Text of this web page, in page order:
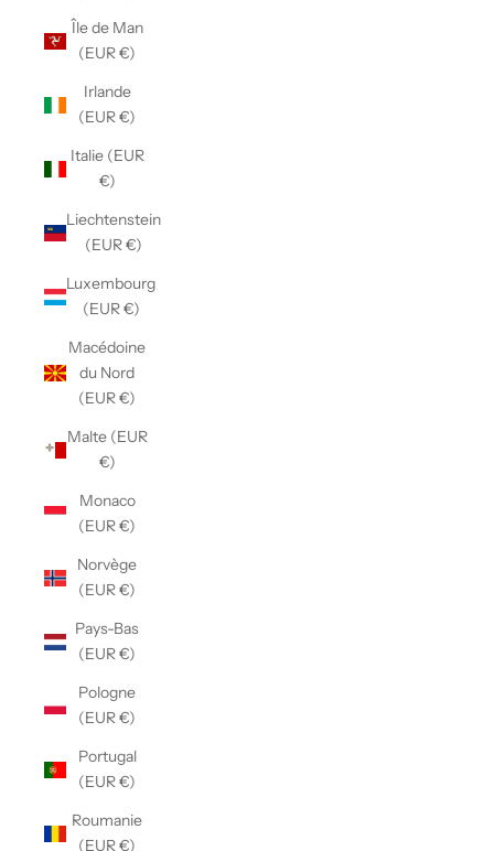
Île de Man
(EUR €)
Irlande
(EUR €)
Italie (EUR
€)
Liechtenstein
(EUR €)
Luxembourg
(EUR €)
Macédoine
du Nord
(EUR €)
Malte (EUR
€)
Monaco
(EUR €)
Norvège
(EUR €)
Pays-Bas
(EUR €)
Pologne
(EUR €)
Portugal
(EUR €)
Roumanie
(EUR €)